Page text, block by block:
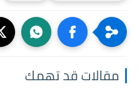
مقالات قد تهمك